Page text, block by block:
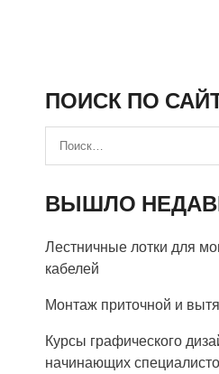
ПОИСК ПО
ВЫШЛО
Лестничные лотки для
кабелей
Монтаж приточной и
Курсы графического
начинающих